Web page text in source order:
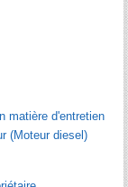
matière d'entretien
(Moteur diesel)